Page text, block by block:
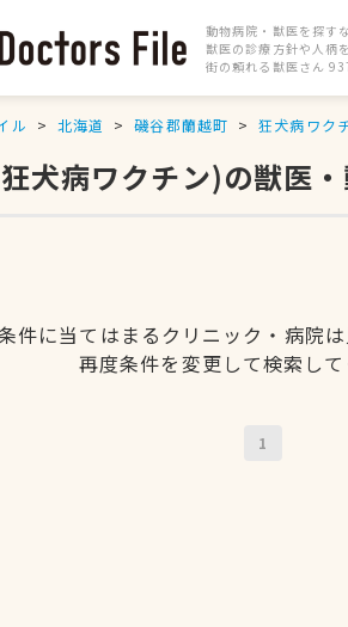
動物病院・獣医を探す
獣医の診療方針や人柄
街の頼れる獣医さん
ル 北海道 磯谷郡蘭越町 狂犬病ワク
犬病ワクチン)の獣医
件に当てはまるクリニック・病院は
再度条件を変更して検索して
1